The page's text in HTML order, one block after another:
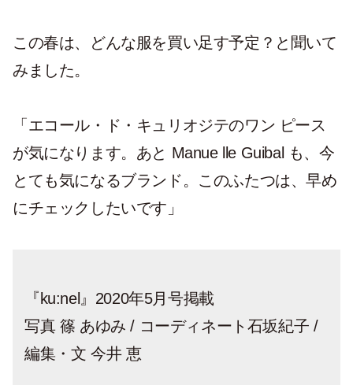
この春は、どんな服を買い足す予定？と聞いて
みました。
「エコール・ド・キュリオジテのワン ピース
が気になります。あと Manue lle Guibal も、今
とても気になるブランド。このふたつは、早め
にチェックしたいです」
『ku:nel』2020年5月号掲載
写真 篠 あゆみ / コーディネート石坂紀子 /
編集・文 今井 恵